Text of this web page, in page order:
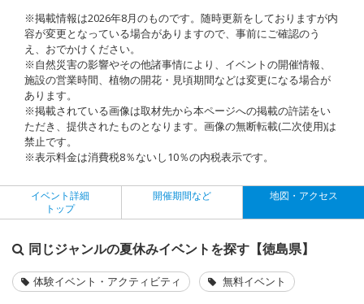
※掲載情報は2026年8月のものです。随時更新をしておりますが内
容が変更となっている場合がありますので、事前にご確認のう
え、おでかけください。
※自然災害の影響やその他諸事情により、イベントの開催情報、
施設の営業時間、植物の開花・見頃期間などは変更になる場合が
あります。
※掲載されている画像は取材先から本ページへの掲載の許諾をい
ただき、提供されたものとなります。画像の無断転載(二次使用)は
禁止です。
※表示料金は消費税8％ないし10％の内税表示です。
イベント詳細
トップ
開催期間など 地図・アクセス
同じジャンルの夏休みイベントを探す【徳島県】
体験イベント・アクティビティ 無料イベント